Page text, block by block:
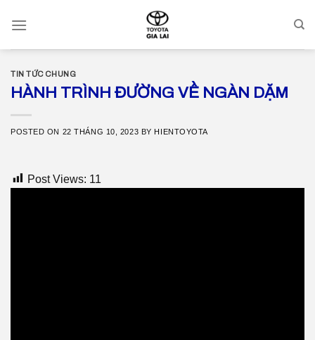
TIN TỨC CHUNG
HÀNH TRÌNH ĐƯỜNG VỀ NGÀN DẶM
POSTED ON 22 THÁNG 10, 2023 BY HIENTOYOTA
Post Views: 11